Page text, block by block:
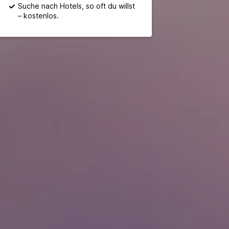
Suche nach Hotels, so oft du willst
– kostenlos.